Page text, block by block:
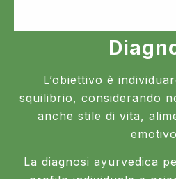
L’obiettivo è
squilibrio, considerando
anche stile di vita,
La diagnosi ayurvedica